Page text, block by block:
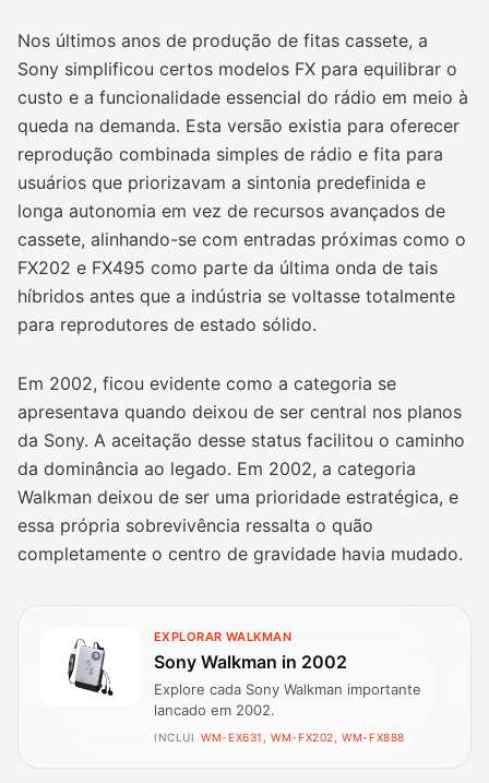
Nos últimos anos de produção de fitas cassete, a
Sony simplificou certos modelos FX para equilibrar o
custo e a funcionalidade essencial do rádio em meio à
queda na demanda. Esta versão existia para oferecer
reprodução combinada simples de rádio e fita para
usuários que priorizavam a sintonia predefinida e
longa autonomia em vez de recursos avançados de
cassete, alinhando-se com entradas próximas como o
FX202 e FX495 como parte da última onda de tais
híbridos antes que a indústria se voltasse totalmente
para reprodutores de estado sólido.
Em 2002, ficou evidente como a categoria se
apresentava quando deixou de ser central nos planos
da Sony. A aceitação desse status facilitou o caminho
da dominância ao legado. Em 2002, a categoria
Walkman deixou de ser uma prioridade estratégica, e
essa própria sobrevivência ressalta o quão
completamente o centro de gravidade havia mudado.
EXPLORAR WALKMAN
Sony Walkman in 2002
Explore cada Sony Walkman importante
lancado em 2002.
INCLUI WM-EX631, WM-FX202, WM-FX888